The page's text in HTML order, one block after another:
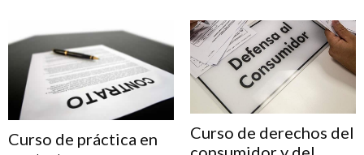
Curso de práctica en
Curso de derechos del